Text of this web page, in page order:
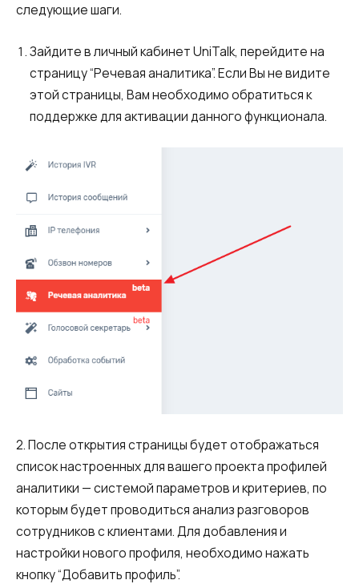
Голосовой робот
UniTalk Chat
Автообзвон
Автоматический телефонный опрос
Автоматический перезвон клиентам
Конструктор телефонных событий
Дополнительные услуги
СПАМ-мониторинг телефонных
Международные SMS-рассылки
Синтез речи
Голосовое приветствие
Сервис подтверждения номера
телефона
следующие шаги.
Зайдите в личный кабинет UniTalk, перейдите на
страницу “Речевая аналитика”. Если Вы не видите
этой страницы, Вам необходимо обратиться к
поддержке для активации данного функционала.
2. После открытия страницы будет отображаться
список настроенных для вашего проекта профилей
аналитики — системой параметров и критериев, по
которым будет проводиться анализ разговоров
сотрудников с клиентами. Для добавления и
настройки нового профиля, необходимо нажать
кнопку “Добавить профиль”.